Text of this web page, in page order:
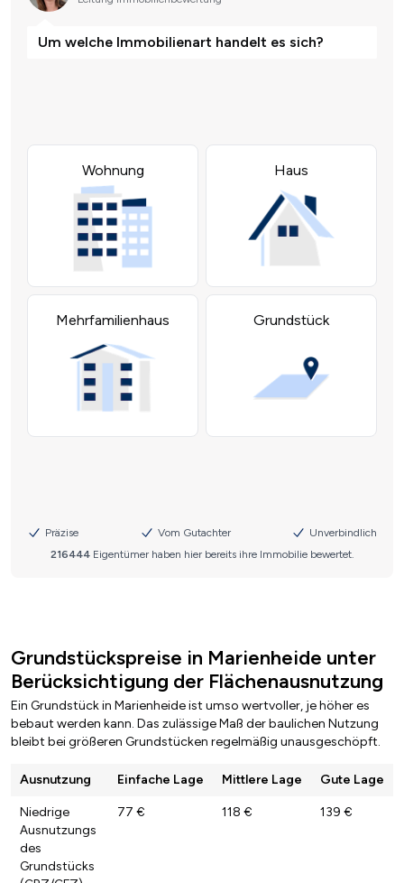
Grundstückspreise in Marienheide unter
Berücksichtigung der Flächenausnutzung
Ein Grundstück in Marienheide ist umso wertvoller, je höher es
bebaut werden kann. Das zulässige Maß der baulichen Nutzung
bleibt bei größeren Grundstücken regelmäßig unausgeschöpft.
Ausnutzung Einfache Lage Mittlere Lage Gute Lage
Niedrige
Ausnutzungs
des
Grundstücks
77 € 118 € 139 €